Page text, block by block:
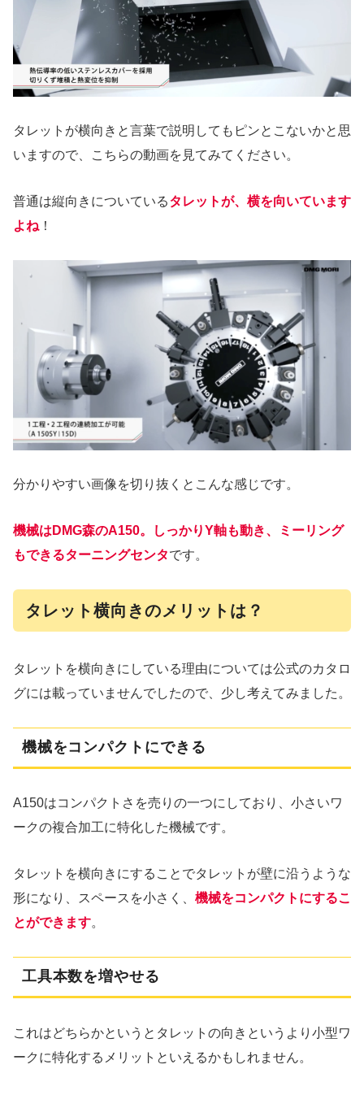
タレットが横向きと言葉で説明してもピンとこないかと思
いますので、こちらの動画を見てみてください。
普通は縦向きについているタレットが、横を向いています
よね ！
分かりやすい画像を切り抜くとこんな感じです。
機械はDMG森のA150。しっかりY軸も動き、ミーリング
もできるターニングセンタです。
タレット横向きのメリットは？
タレットを横向きにしている理由については公式のカタロ
グには載っていませんでしたので、少し考えてみました。
機械をコンパクトにできる
A150はコンパクトさを売りの一つにしており、小さいワ
ークの複合加工に特化した機械です。
タレットを横向きにすることでタレットが壁に沿うような
形になり、スペースを小さく、 機械をコンパクトにするこ
とができます。
工具本数を増やせる
これはどちらかというとタレットの向きというより小型ワ
ークに特化するメリットといえるかもしれません。